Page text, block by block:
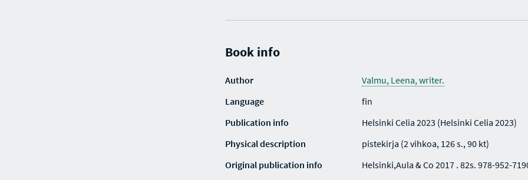
Book info
Author
Valmu, Leena, writer.
Language
fin
Publication info
Helsinki Celia 2023 (Helsinki Celia 2023)
Physical description
pistekirja (2 vihkoa, 126 s., 90 kt)
Original publication info
Helsinki,Aula & Co 2017 . 82s. 978-952-